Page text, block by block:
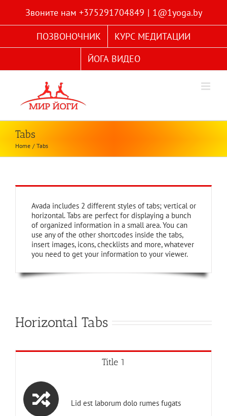
content
Звоните нам +375291704849 | 1@1yoga.by
ПОЗВОНОЧНИК
КУРС МЕДИТАЦИИ
ЙОГА ВИДЕО
Tabs
Home Tabs
Avada includes 2 different styles of tabs; vertical or
horizontal. Tabs are perfect for displaying a bunch
of organized information in a small area. You can
use any of the other shortcodes inside the tabs,
insert images, icons, checklists and more, whatever
you need to get your information to your viewer.
Horizontal Tabs
Title 1
Lid est laborum dolo rumes fugats